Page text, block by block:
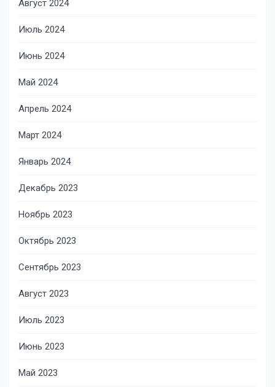
Август 2024
Июль 2024
Июнь 2024
Май 2024
Апрель 2024
Март 2024
Январь 2024
Декабрь 2023
Ноябрь 2023
Октябрь 2023
Сентябрь 2023
Август 2023
Июль 2023
Июнь 2023
Май 2023